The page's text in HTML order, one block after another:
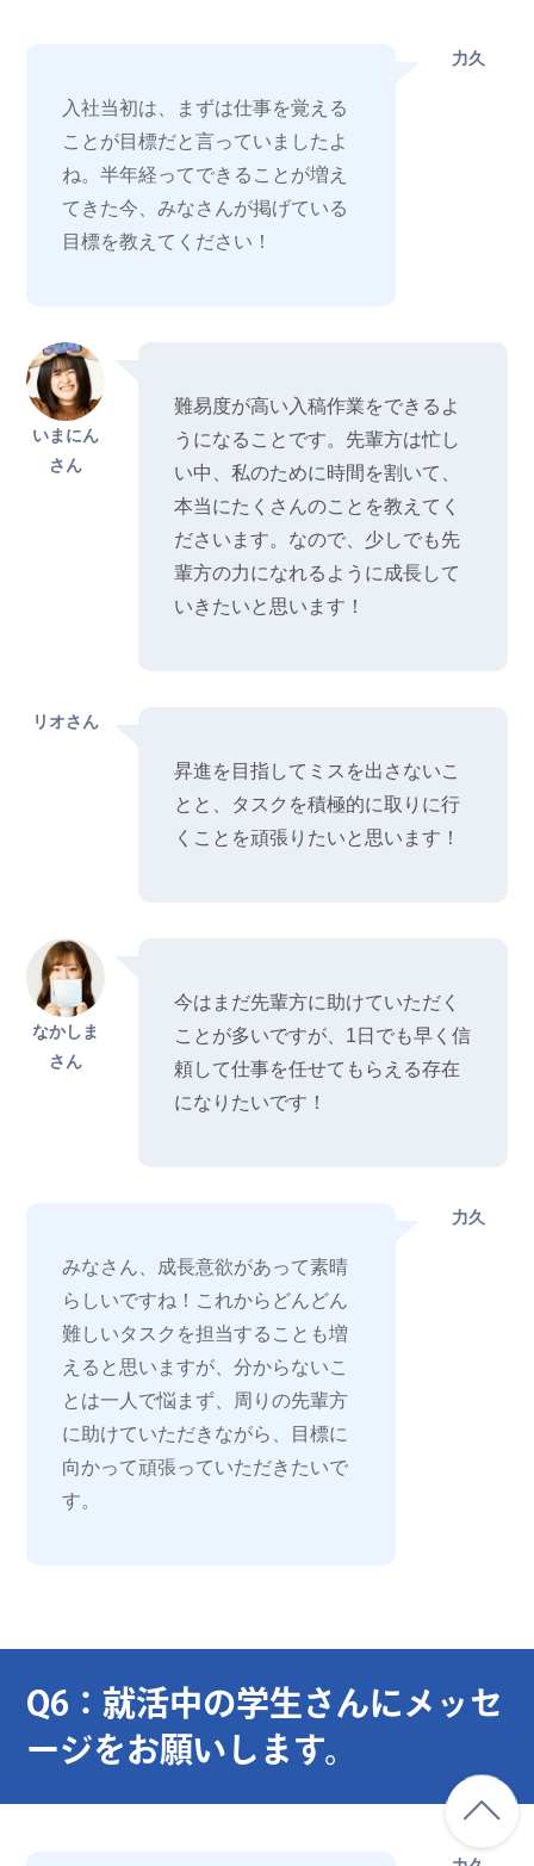
力久
入社当初は、まずは仕事を覚える
ことが目標だと言っていましたよ
ね。半年経ってできることが増え
てきた今、みなさんが掲げている
目標を教えてください！
いまにん
さん
難易度が高い入稿作業をできるよ
うになることです。先輩方は忙し
い中、私のために時間を割いて、
本当にたくさんのことを教えてく
ださいます。なので、少しでも先
輩方の力になれるように成長して
いきたいと思います！
リオさん
昇進を目指してミスを出さないこ
とと、タスクを積極的に取りに行
くことを頑張りたいと思います！
なかしま
さん
今はまだ先輩方に助けていただく
ことが多いですが、1日でも早く信
頼して仕事を任せてもらえる存在
になりたいです！
力久
みなさん、成長意欲があって素晴
らしいですね！これからどんどん
難しいタスクを担当することも増
えると思いますが、分からないこ
とは一人で悩まず、周りの先輩方
に助けていただきながら、目標に
向かって頑張っていただきたいで
す。
Q6：就活中の学生さんにメッセ
ージをお願いします。